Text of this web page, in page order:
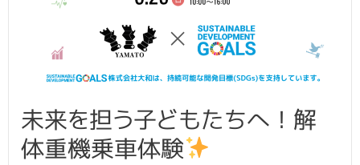
未来を担う子どもたちへ！解
体重機乗車体験